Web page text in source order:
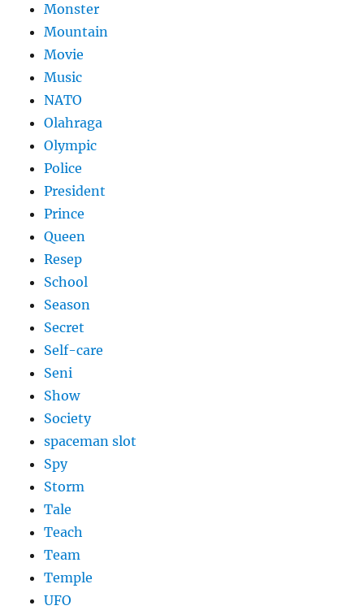
Monster
Mountain
Movie
Music
NATO
Olahraga
Olympic
Police
President
Prince
Queen
Resep
School
Season
Secret
Self-care
Seni
Show
Society
spaceman slot
Spy
Storm
Tale
Teach
Team
Temple
UFO